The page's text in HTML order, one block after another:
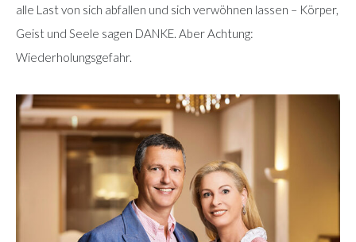
alle Last von sich abfallen und sich verwöhnen lassen – Körper,
Geist und Seele sagen DANKE. Aber Achtung:
Wiederholungsgefahr.